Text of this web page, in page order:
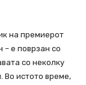
на премиерот
е поврзан со
со неколку
истото време,